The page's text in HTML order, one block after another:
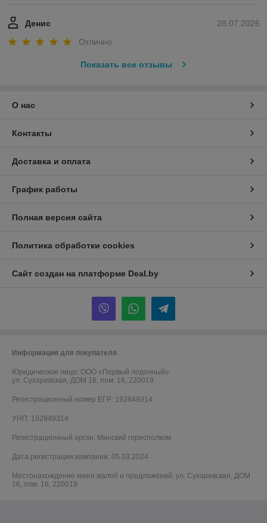
28.07.2026
Денис
Отлично
Показать все отзывы
О нас
Контакты
Доставка и оплата
График работы
Полная версия сайта
Политика обработки cookies
Сайт создан на платформе Deal.by
Информация для покупателя
Юридическое лицо: ООО «Первый лодочный»
ул. Сухаревская, ДОМ 16, пом. 16, 220019
Регистрационный номер ЕГР: 192849314
УНП: 192849314
Регистрационный орган: Минский горисполком
Дата регистрации компании: 05.03.2024
Местонахождение книги жалоб и предложений: ул. Сухаревская, ДОМ
16, пом. 16, 220019